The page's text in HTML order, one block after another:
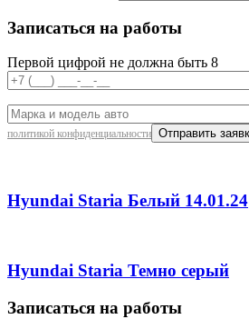
Записаться на работы
Первой цифрой не должна быть 8
политикой конфиденциальности
Hyundai Staria Белый 14.01.24
Hyundai Staria Темно серый
Записаться на работы